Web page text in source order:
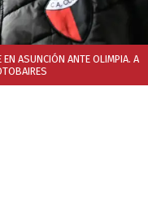
EN ASUNCIÓN ANTE OLIMPIA. A